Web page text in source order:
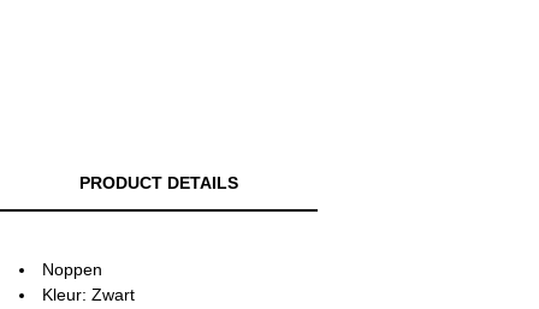
PRODUCT DETAILS
Noppen
Kleur: Zwart